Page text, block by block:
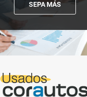
SEPA MÁS